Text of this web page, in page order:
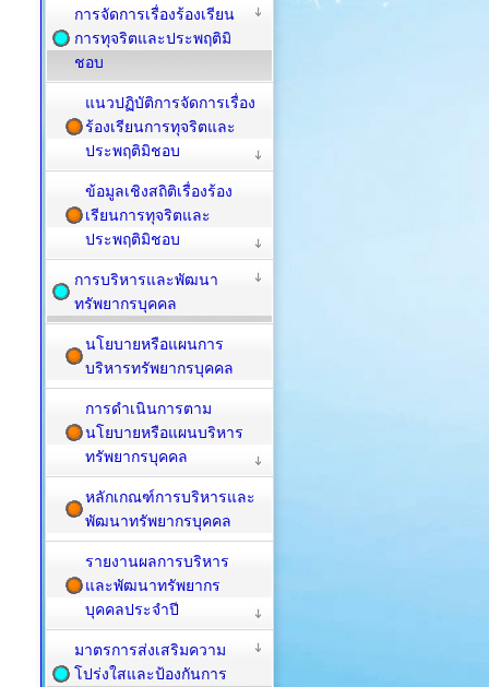
การจัดการเรื่องร้องเรียน
การทุจริตและประพฤติมิ
ชอบ
แนวปฏิบัติการจัดการเรื่อง
ร้องเรียนการทุจริตและ
ประพฤติมิชอบ
ข้อมูลเชิงสถิติเรื่องร้อง
เรียนการทุจริตและ
ประพฤติมิชอบ
การบริหารและพัฒนา
ทรัพยากรบุคคล
นโยบายหรือแผนการ
บริหารทรัพยากรบุคคล
การดำเนินการตาม
นโยบายหรือแผนบริหาร
ทรัพยากรบุคคล
หลักเกณฑ์การบริหารและ
พัฒนาทรัพยากรบุคคล
รายงานผลการบริหาร
และพัฒนาทรัพยากร
บุคคลประจำปี
มาตรการส่งเสริมความ
โปร่งใสและป้องกันการ